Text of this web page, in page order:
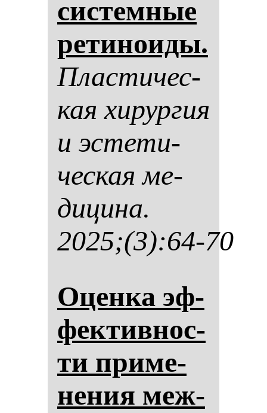
сис­тем­ные
ре­ти­но­иды.
Плас­ти­чес­
кая хи­рур­гия
и эс­те­ти­
чес­кая ме­
ди­ци­на.
2025;(3):64-70
Оцен­ка эф­
фек­тив­нос­
ти при­ме­
не­ния меж­